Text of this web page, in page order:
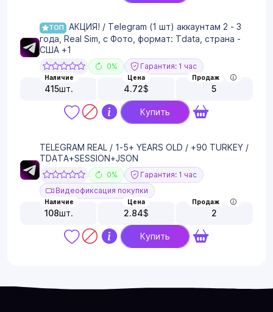
ТОП
АКЦИЯ! / Telegram (1 шт) аккаунтам 2 - 3
года, Real Sim, с Фото, формат: Tdata, страна -
США +1
0% Гарантия: 1 час
Наличие
415шт.
Цена
4.72$
Продаж
5
Купить
TELEGRAM REAL / 1-5+ YEARS OLD / +90 TURKEY /
TDATA+SESSION+JSON
0%
Гарантия: 1 час
Видеофиксация покупки
Наличие
108шт.
Цена
2.84$
Продаж
2
Купить